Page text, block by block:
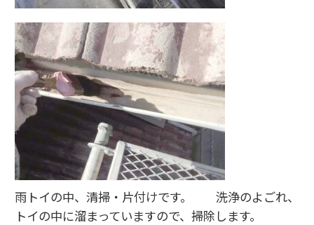
雨トイの中、清掃・片付けです。 洗浄のよごれ、
トイの中に溜まっていますので、掃除します。